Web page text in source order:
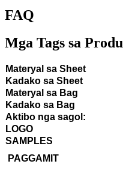
FAQ
Mga Tags sa
Materyal sa Sheet
Kadako sa Sheet
Materyal sa Bag
Kadako sa Bag
Aktibo nga sagol:
LOGO
SAMPLES
PAGGAMIT